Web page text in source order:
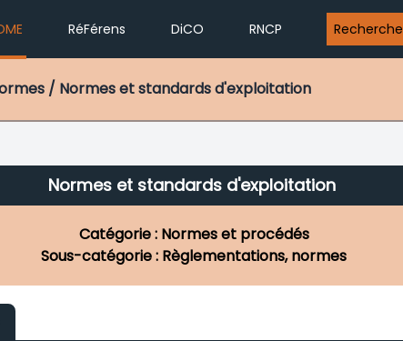
RéFérens DiCO RNCP Recherche
/ Normes et standards d'exploitation
Normes et standards d'exploitation
Catégorie : Normes et procédés
Sous-catégorie : Règlementations, normes